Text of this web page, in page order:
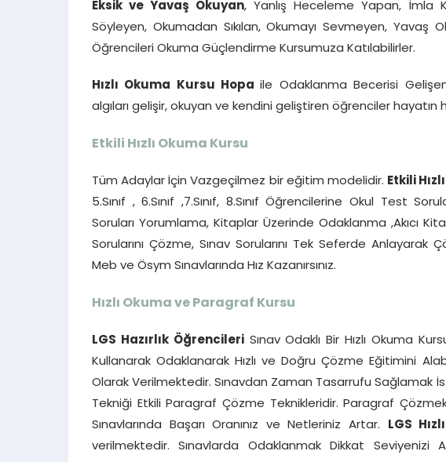
Eksik ve Yavaş Okuyan, Yanlış Heceleme Yapan, İmla
Söyleyen, Okumadan Sıkılan, Okumayı Sevmeyen, Yavaş
Öğrencileri Okuma Güçlendirme Kursumuza Katılabilirler.
Hızlı Okuma Kursu Hopaile Odaklanma Becerisi
algıları gelişir, okuyan ve kendini geliştiren öğrenciler hayatın
Etkili Hızlı Okuma Kursu
Tüm Adaylar İçin Vazgeçilmez bir eğitim modelidir. Etkili
5.Sınıf , 6.Sınıf ,7.Sınıf, 8.Sınıf Öğrencilerine Okul Test
Soruları Yorumlama, Kitaplar Üzerinde Odaklanma ,Akıcı
Sorularını Çözme, Sınav Sorularını Tek Seferde
Meb ve Ösym Sınavlarında Hız Kazanırsınız.
Hızlı Okuma ve Paragraf Kursu
LGS Hazırlık ÖğrencileriSınav Odaklı Bir Hızlı Okuma
Kullanarak Odaklanarak Hızlı ve Doğru Çözme Eğitimini
Olarak Verilmektedir. Sınavdan Zaman Tasarrufu Sağlamak
Tekniği Etkili Paragraf Çözme Teknikleridir. Paragraf
Sınavlarında Başarı Oranınız ve Netleriniz Artar. LGS
verilmektedir. Sınavlarda Odaklanmak Dikkat Seviyenizi